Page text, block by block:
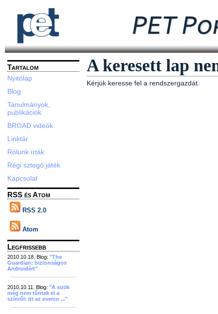
Tartalom
Nyitólap
Blog
Tanulmányok,
publikációk
BROAD videók
Linktár
Rólunk írták
Régi sztegó játék
Kapcsolat
RSS és Atom
RSS 2.0
Atom
Legfrissebb
2010.10.18. Blog: "The
Guardian: biztonságos
Androidért"
2010.10.11. Blog: "A sütik
még nem tűntek el a
színről: itt az everco ..."
A keresett lap
Kérjük keresse fel a rendszergazdát.